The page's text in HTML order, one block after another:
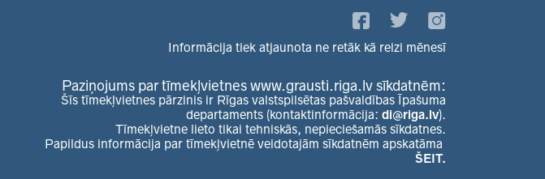
Informācija tiek atjaunota ne retāk kā reizi mēnesī
Paziņojums par tīmekļvietnes www.grausti.riga.lv sīkdatnēm:
Šīs tīmekļvietnes pārzinis ir Rīgas valstspilsētas pašvaldības Īpašuma
departaments (kontaktinformācija: di@riga.lv).
Tīmekļvietne lieto tikai tehniskās, nepieciešamās sīkdatnes.
Papildus informācija par tīmekļvietnē veidotajām sīkdatnēm apskatāma
ŠEIT.